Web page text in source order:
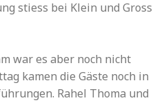
stiess bei Klein und Gross
war es aber noch nicht
kamen die Gäste noch in
Rahel Thoma und